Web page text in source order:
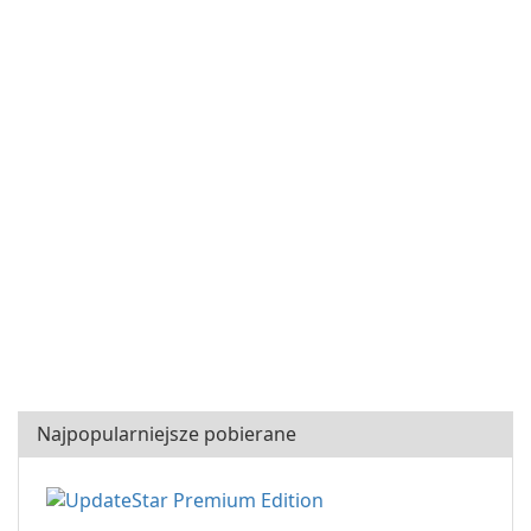
Najpopularniejsze pobierane